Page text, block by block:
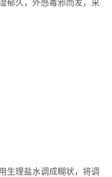
郁久，外感毒邪而发，采
生理盐水调成糊状，将调